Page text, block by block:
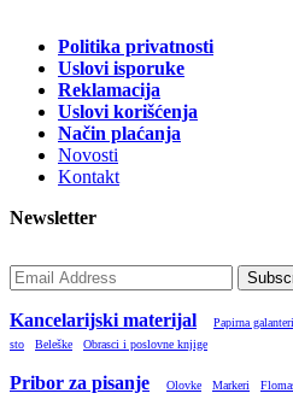
Politika privatnosti
Uslovi isporuke
Reklamacija
Uslovi korišćenja
Način plaćanja
Novosti
Kontakt
Newsletter
Kancelarijski materijal Papirna
sto
Beleške Obrasci i poslovne knjige
Pribor za pisanje Olovke Markeri